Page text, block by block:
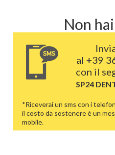
Non
al +39
con il
SP24
*Riceverai un sms con i
il costo da sostenere è un
mobile.